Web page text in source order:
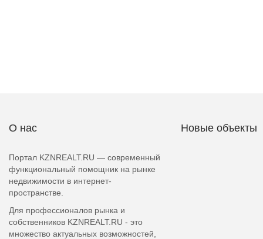
О нас
Портал KZNREALT.RU — современный
функциональный помощник на рынке
недвижимости в интернет-
пространстве.
Для профессионалов рынка и
собственников KZNREALT.RU - это
множество актуальных возможностей,
Новые объекты